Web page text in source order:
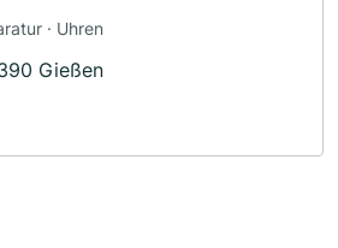
· Uhren
Gießen